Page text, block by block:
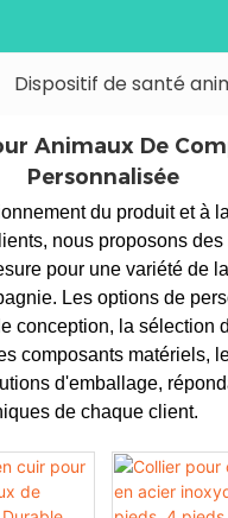
Dispositif de santé
Animaux De
Personnalisée
du produit et à
nous proposons
pour une variété de
Les options de
conception, la sélection
composants matériels,
d'emballage,
de chaque client.